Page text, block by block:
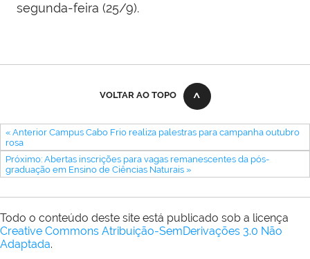
segunda-feira (25/9).
VOLTAR AO TOPO
« Anterior Campus Cabo Frio realiza palestras para campanha outubro
rosa
Próximo: Abertas inscrições para vagas remanescentes da pós-
graduação em Ensino de Ciências Naturais »
Todo o conteúdo deste site está publicado sob a licença
Creative Commons Atribuição-SemDerivações 3.0 Não
Adaptada.